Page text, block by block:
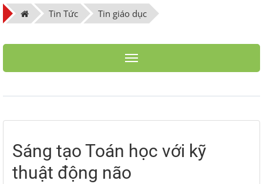
Tin Tức Tin giáo dục
Toggle navigation
Sáng tạo Toán học với kỹ
thuật động não